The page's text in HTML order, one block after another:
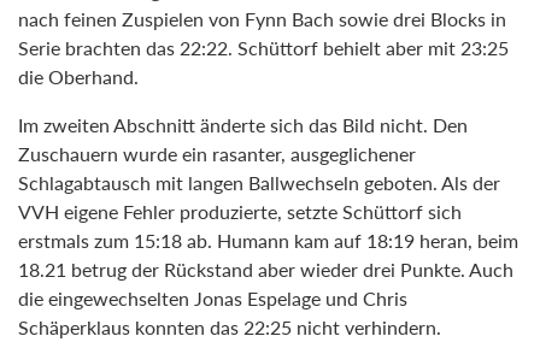
nach feinen Zuspielen von Fynn Bach sowie drei Blocks in
Serie brachten das 22:22. Schüttorf behielt aber mit 23:25
die Oberhand.
Im zweiten Abschnitt änderte sich das Bild nicht. Den
Zuschauern wurde ein rasanter, ausgeglichener
Schlagabtausch mit langen Ballwechseln geboten. Als der
VVH eigene Fehler produzierte, setzte Schüttorf sich
erstmals zum 15:18 ab. Humann kam auf 18:19 heran, beim
18.21 betrug der Rückstand aber wieder drei Punkte. Auch
die eingewechselten Jonas Espelage und Chris
Schäperklaus konnten das 22:25 nicht verhindern.